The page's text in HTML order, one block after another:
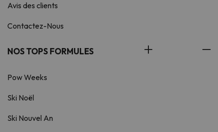
Avis des clients
Contactez-Nous
NOS TOPS FORMULES
Pow Weeks
Ski Noël
Ski Nouvel An